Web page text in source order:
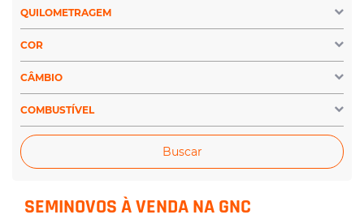
QUILOMETRAGEM
COR
CÂMBIO
COMBUSTÍVEL
Buscar
SEMINOVOS À VENDA NA GNC